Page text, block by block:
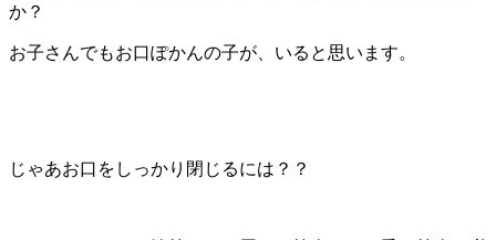
か？
お子さんでもお口ぽかんの子が、いると思います。
じゃあお口をしっかり閉じるには？？